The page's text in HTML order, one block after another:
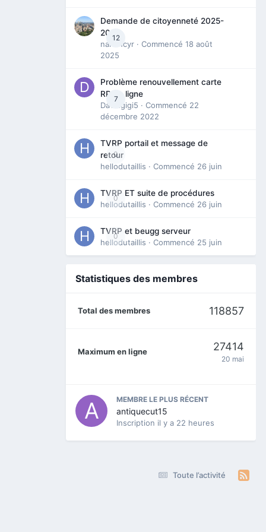
12
Demande de citoyenneté 2025-
2026
nanancyr · Commencé 18 août
2025
7
Problème renouvellement carte
RP en ligne
Davidgigi5 · Commencé 22
décembre 2022
0
TVRP portail et message de
retour
hellodutaillis · Commencé 26 juin
0
TVRP ET suite de procédures
hellodutaillis · Commencé 26 juin
0
TVRP et beugg serveur
hellodutaillis · Commencé 25 juin
Statistiques des membres
Total des membres 118857
Maximum en ligne 27414
20 mai
MEMBRE LE PLUS RÉCENT
antiquecut15
Inscription il y a 22 heures
Toute l’activité